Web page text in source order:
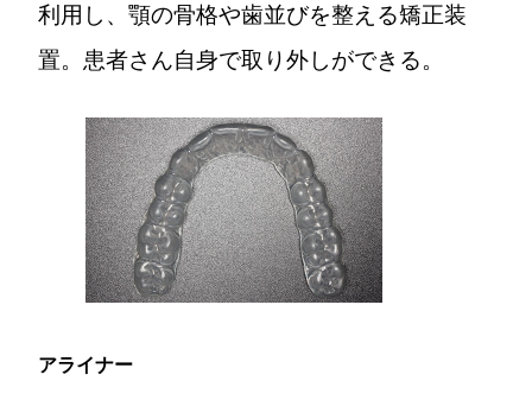
利用し、顎の骨格や歯並びを整える矯正装
置。患者さん自身で取り外しができる。
アライナー